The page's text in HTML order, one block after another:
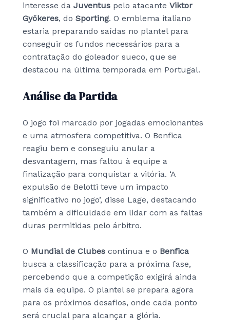
interesse da Juventus pelo atacante Viktor
Gyökeres, do Sporting. O emblema italiano
estaria preparando saídas no plantel para
conseguir os fundos necessários para a
contratação do goleador sueco, que se
destacou na última temporada em Portugal.
Análise da Partida
O jogo foi marcado por jogadas emocionantes
e uma atmosfera competitiva. O Benfica
reagiu bem e conseguiu anular a
desvantagem, mas faltou à equipe a
finalização para conquistar a vitória. ‘A
expulsão de Belotti teve um impacto
significativo no jogo’, disse Lage, destacando
também a dificuldade em lidar com as faltas
duras permitidas pelo árbitro.
O Mundial de Clubes continua e o Benfica
busca a classificação para a próxima fase,
percebendo que a competição exigirá ainda
mais da equipe. O plantel se prepara agora
para os próximos desafios, onde cada ponto
será crucial para alcançar a glória.